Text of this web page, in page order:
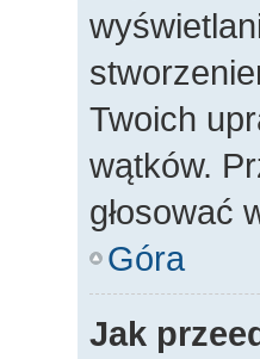
Twoich
wątków.
głosować
Góra
Jak